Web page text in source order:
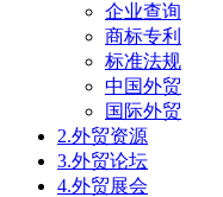
企业查询
商标专利
标准法规
中国外贸
国际外贸
2.外贸资源
3.外贸论坛
4.外贸展会